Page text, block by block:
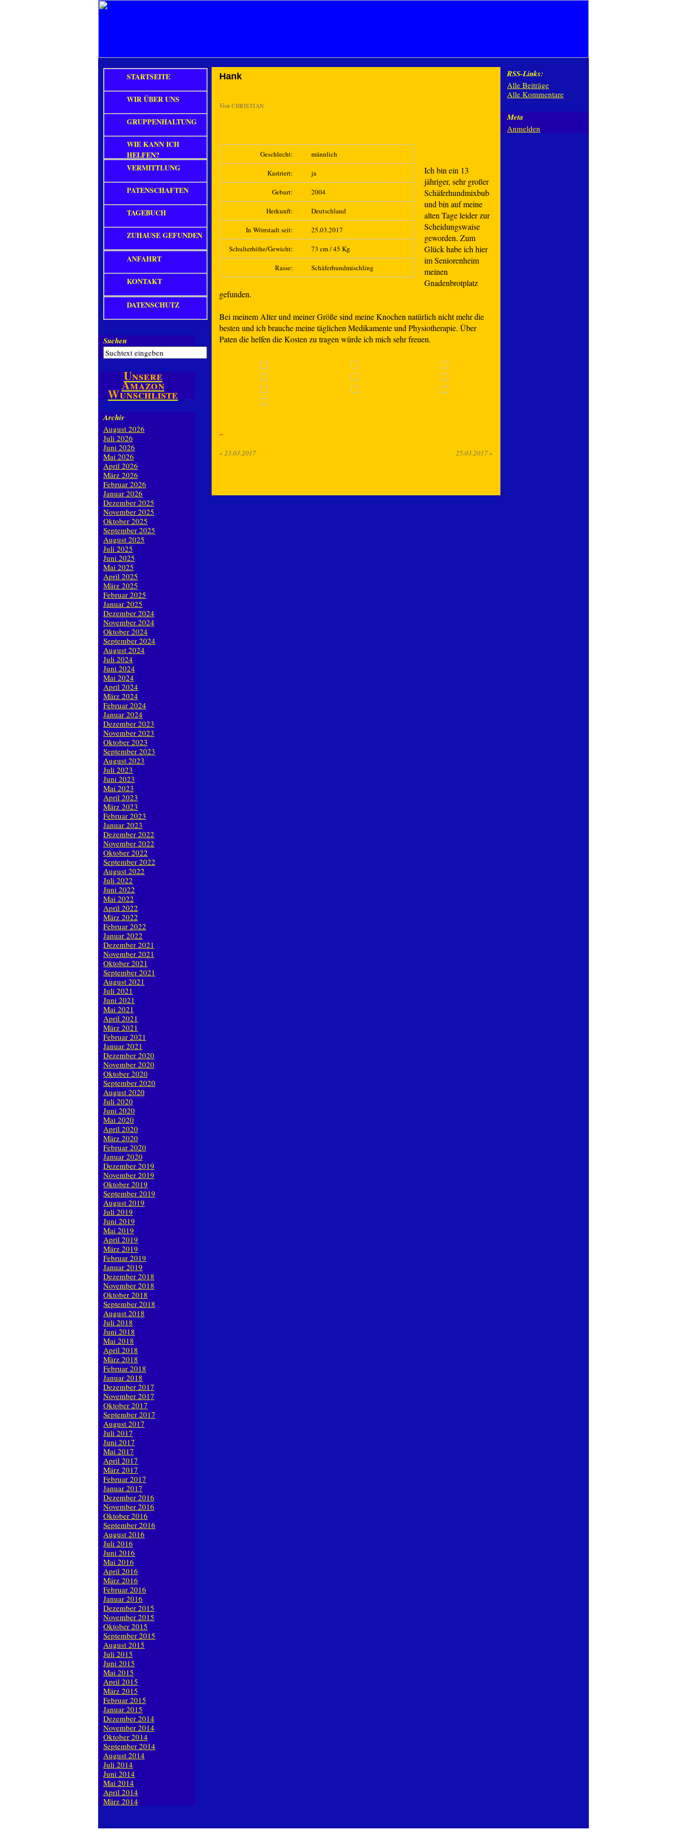
Hank
Von CHRISTIAN
Geschlecht: männlich
Kastriert: ja
Geburt: 2004
Herkunft: Deutschland
In Wörrstadt seit: 25.03.2017
Schulterhöhe/Gewicht: 73 cm / 45 Kg
Rasse: Schäferhundmischling
Ich bin ein 13
jähriger, sehr großer
Schäferhundmixbub
und bin auf meine
alten Tage leider zur
Scheidungswaise
geworden. Zum
Glück habe ich hier
im Seniorenheim
meinen
Gnadenbrotplatz
gefunden.
Bei meinem Alter und meiner Größe sind meine Knochen natürlich nicht mehr die
besten und ich brauche meine täglichen Medikamente und Physiotherapie. Über
Paten die helfen die Kosten zu tragen würde ich mich sehr freuen.
« 23.03.2017 25.03.2017»
STARTSEITE
WIR ÜBER UNS
GRUPPENHALTUNG
WIE KANN ICH
HELFEN?
VERMITTLUNG
PATENSCHAFTEN
TAGEBUCH
ZUHAUSE GEFUNDEN
ANFAHRT
KONTAKT
DATENSCHUTZ
Suchen
Unsere
Amazon
Wunschliste
Archiv
August 2026
Juli 2026
Juni 2026
Mai 2026
April 2026
März 2026
Februar 2026
Januar 2026
Dezember 2025
November 2025
Oktober 2025
September 2025
August 2025
Juli 2025
Juni 2025
Mai 2025
April 2025
März 2025
Februar 2025
Januar 2025
Dezember 2024
November 2024
Oktober 2024
September 2024
August 2024
Juli 2024
Juni 2024
Mai 2024
April 2024
März 2024
Februar 2024
Januar 2024
Dezember 2023
November 2023
Oktober 2023
September 2023
August 2023
Juli 2023
Juni 2023
Mai 2023
April 2023
März 2023
Februar 2023
Januar 2023
Dezember 2022
November 2022
Oktober 2022
September 2022
August 2022
Juli 2022
Juni 2022
Mai 2022
April 2022
März 2022
Februar 2022
Januar 2022
Dezember 2021
November 2021
Oktober 2021
September 2021
August 2021
Juli 2021
Juni 2021
Mai 2021
April 2021
März 2021
Februar 2021
Januar 2021
Dezember 2020
November 2020
Oktober 2020
September 2020
August 2020
Juli 2020
Juni 2020
Mai 2020
April 2020
März 2020
Februar 2020
Januar 2020
Dezember 2019
November 2019
Oktober 2019
September 2019
August 2019
Juli 2019
Juni 2019
Mai 2019
April 2019
März 2019
Februar 2019
Januar 2019
Dezember 2018
November 2018
Oktober 2018
September 2018
August 2018
Juli 2018
Juni 2018
Mai 2018
April 2018
März 2018
Februar 2018
Januar 2018
Dezember 2017
November 2017
Oktober 2017
September 2017
August 2017
Juli 2017
Juni 2017
Mai 2017
April 2017
März 2017
Februar 2017
Januar 2017
Dezember 2016
November 2016
Oktober 2016
September 2016
August 2016
Juli 2016
Juni 2016
Mai 2016
April 2016
März 2016
Februar 2016
Januar 2016
Dezember 2015
November 2015
Oktober 2015
September 2015
August 2015
Juli 2015
Juni 2015
Mai 2015
April 2015
März 2015
Februar 2015
Januar 2015
Dezember 2014
November 2014
Oktober 2014
September 2014
August 2014
Juli 2014
Juni 2014
Mai 2014
April 2014
März 2014
RSS-Links:
Alle Beiträge
Alle Kommentare
Meta
Anmelden